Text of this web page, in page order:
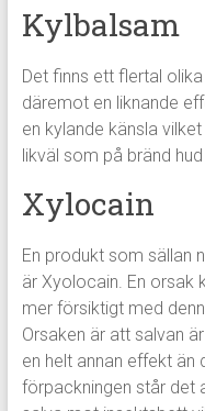
Kylbalsam
Det finns ett flertal
däremot en liknande
en kylande känsla
likväl som på bränd
Xylocain
En produkt som sällan
är Xyolocain. En orsak
mer försiktigt med
Orsaken är att salvan
en helt annan effekt
förpackningen står det